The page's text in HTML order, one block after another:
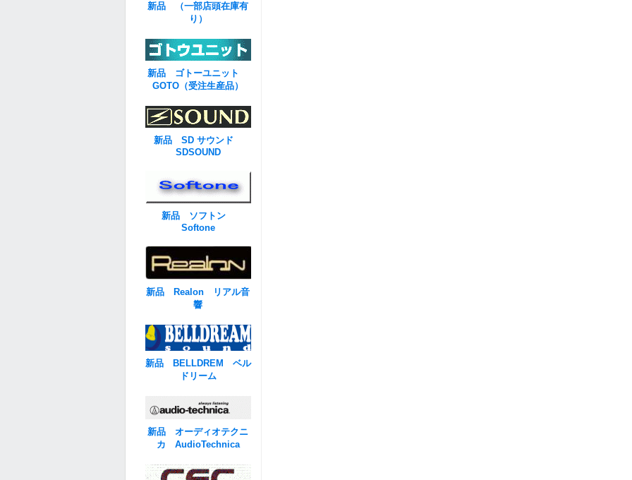
新品 （一部店頭在庫有
り）
新品 ゴトーユニット
GOTO（受注生産品）
新品 SD サウンド
SDSOUND
新品 ソフトン
Softone
新品 Realon リアル音
響
新品 BELLDREM ベル
ドリーム
新品 オーディオテクニ
カ AudioTechnica